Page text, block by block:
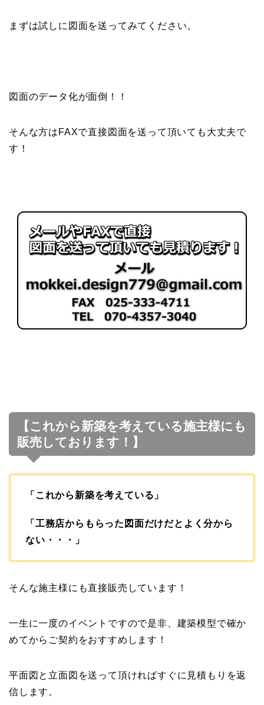
まずは試しに図面を送ってみてください。
図面のデータ化が面倒！！
そんな方はFAXで直接図面を送って頂いても大丈夫で
す！
【これから新築を考えている施主様にも
販売しております！】
「これから新築を考えている」
「工務店からもらった図面だけだとよく分から
ない・・・」
そんな施主様にも直接販売しています！
一生に一度のイベントですので是非、建築模型で確か
めてからご契約をおすすめします！
平面図と立面図を送って頂ければすぐに見積もりを返
信します。